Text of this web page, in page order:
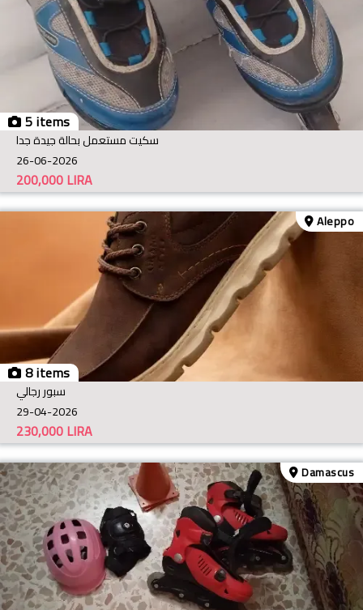
5 items
سكيت مستعمل بحالة جيدة جدا
26-06-2026
LIRA
200,000
8 items
Aleppo
سبور رجالي
29-04-2026
LIRA
230,000
Damascus